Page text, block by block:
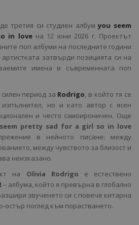
третия си студиен албумyou seem
in loveна 12 юни 2026 г. Проектът
поп албуми на последните години
артистката затвърди позицията си на
имена в съвременната поп
период за Rodrigo, в който тя се
но и като автор с ясен
и често самоироничен. Още
pretty sad for a girl so in love
в нейното писане: между
между чувството за близост и
неизказано.
на Olivia Rodrigo е естествено
– албума, който я превърна в глобално
звученето си с повече китарна
остър поглед към порастването.